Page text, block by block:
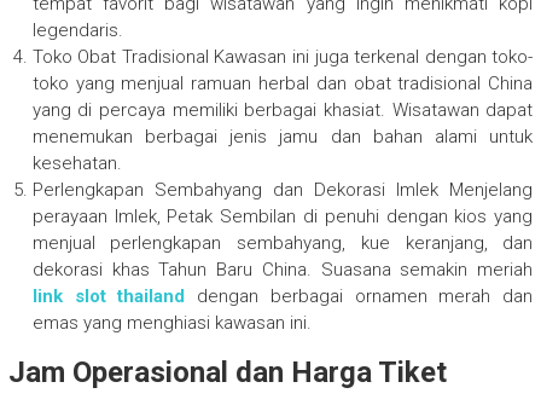
legendaris.
Toko Obat Tradisional Kawasan ini juga terkenal dengan toko-
toko yang menjual ramuan herbal dan obat tradisional China
yang di percaya memiliki berbagai khasiat. Wisatawan dapat
menemukan berbagai jenis jamu dan bahan alami untuk
kesehatan.
Perlengkapan Sembahyang dan Dekorasi Imlek Menjelang
perayaan Imlek, Petak Sembilan di penuhi dengan kios yang
menjual perlengkapan sembahyang, kue keranjang, dan
dekorasi khas Tahun Baru China. Suasana semakin meriah
link slot thailand
dengan berbagai ornamen merah dan
emas yang menghiasi kawasan ini.
Jam Operasional dan Harga Tiket